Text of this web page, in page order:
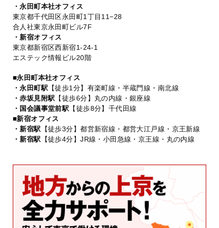
・永田町本社オフィス
東京都千代田区永田町1丁目11−28
合人社東京永田町ビル7F
・新宿オフィス
東京都新宿区西新宿1-24-1
エステック情報ビル20階
■永田町本社オフィス
・永田町駅 【徒歩1分】有楽町線・半蔵門線・南北線
・赤坂見附駅 【徒歩6分】丸の内線・銀座線
・国会議事堂前駅 【徒歩8分】千代田線
■新宿オフィス
・新宿駅 【徒歩3分】都営新宿線・都営大江戸線・京王新線
・新宿駅 【徒歩4分】JR線・小田急線・京王線・丸の内線